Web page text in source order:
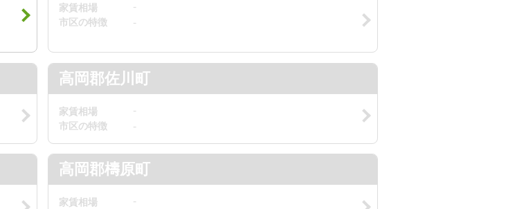
家賃相場 -
市区の特徴 -
高岡郡佐川町
家賃相場 -
市区の特徴 -
高岡郡檮原町
家賃相場 -